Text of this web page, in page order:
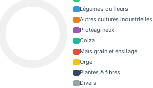
Légumes ou fleurs
Autres cultures industrielles
Protéagineux
Colza
Maïs grain et ensilage
Orge
Plantes à fibres
Divers